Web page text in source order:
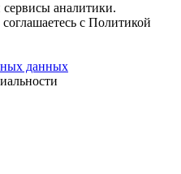
аналитики.
с Политикой
данных